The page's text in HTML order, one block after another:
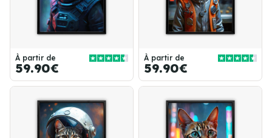
À partir de
59.90€
À partir de
59.90€